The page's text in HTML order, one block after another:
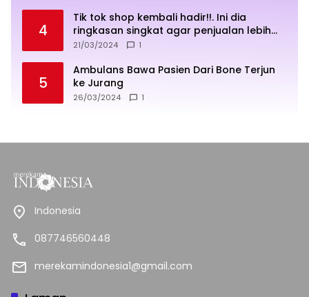
4
Tik tok shop kembali hadir!!. Ini dia
ringkasan singkat agar penjualan lebih
sukses
21/03/2024 1
5
Ambulans Bawa Pasien Dari Bone Terjun
ke Jurang
26/03/2024 1
Indonesia
087746560448
merekamindonesia1@gmail.com